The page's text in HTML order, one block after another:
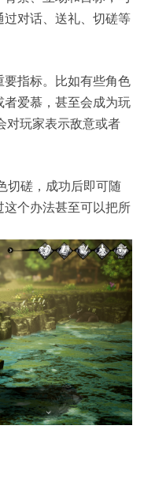
对话、送礼、切磋等
指标。比如有些角色
爱慕，甚至会成为玩
对玩家表示敌意或者
切磋，成功后即可随
个办法甚至可以把所